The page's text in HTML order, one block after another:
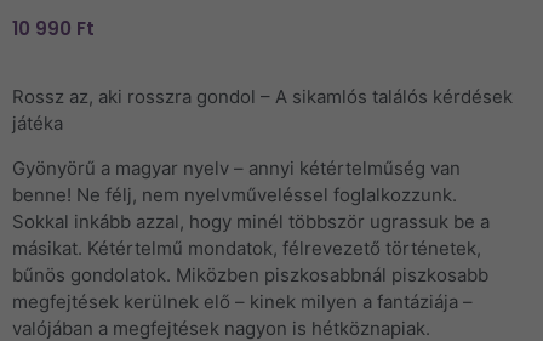
10 990 Ft
Rossz az, aki rosszra gondol – A sikamlós találós kérdések
játéka
Gyönyörű a magyar nyelv – annyi kétértelműség van
benne! Ne félj, nem nyelvműveléssel foglalkozzunk.
Sokkal inkább azzal, hogy minél többször ugrassuk be a
másikat. Kétértelmű mondatok, félrevezető történetek,
bűnös gondolatok. Miközben piszkosabbnál piszkosabb
megfejtések kerülnek elő – kinek milyen a fantáziája –
valójában a megfejtések nagyon is hétköznapiak.